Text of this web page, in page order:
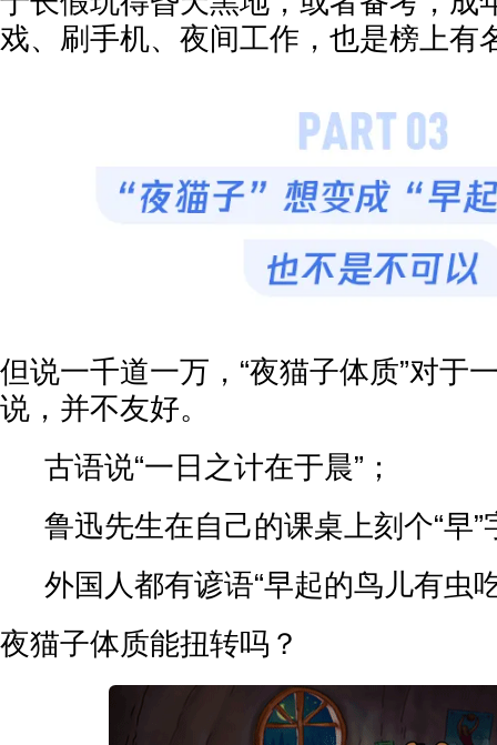
戏、刷手机、夜间工作，也是榜上有
但说一千道一万，“夜猫子体质”对于
说，并不友好。
古语说“一日之计在于晨”；
鲁迅先生在自己的课桌上刻个“早”
外国人都有谚语“早起的鸟儿有虫
夜猫子体质能扭转吗？